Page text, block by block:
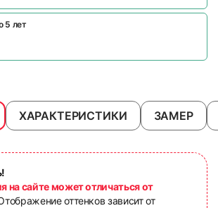
5 лет
ХАРАКТЕРИСТИКИ ЗАМЕР
на сайте может отличаться от
оттенков зависит от